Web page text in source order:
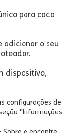
para cada
adicionar o seu
dispositivo,
configurações de
"Informações